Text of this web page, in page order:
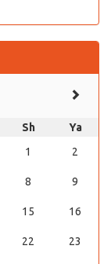
Sh
Ya
1
2
8 9
15 16
22 23